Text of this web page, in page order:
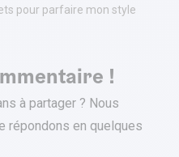
pour parfaire mon style
!
à partager ? Nous
répondons en quelques